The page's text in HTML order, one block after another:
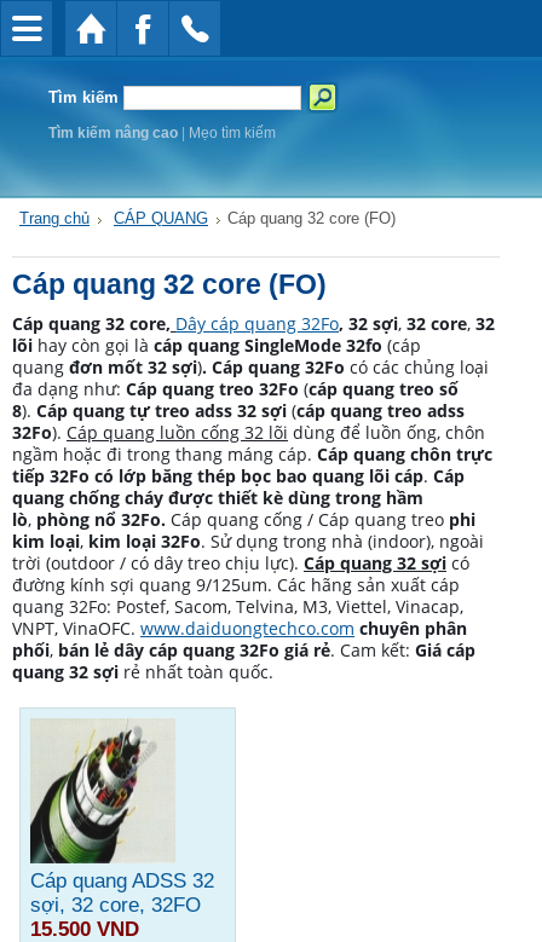
Tìm kiếm
Tìm kiếm nâng cao| Mẹo tìm kiếm
Trang chủ CÁP QUANG Cáp quang 32 core (FO)
Cáp quang 32 core (FO)
Cáp quang 32 core, Dây cáp quang 32Fo, 32 sợi, 32 core, 32
lõi hay còn gọi là cáp quang SingleMode 32fo (cáp
quang đơn mốt 32 sợi). Cáp quang 32Fo có các chủng loại
đa dạng như: Cáp quang treo 32Fo (cáp quang treo số
8). Cáp quang tự treo adss 32 sợi (cáp quang treo adss
32Fo). Cáp quang luồn cống 32 lõi dùng để luồn ống, chôn
ngầm hoặc đi trong thang máng cáp. Cáp quang chôn trực
tiếp 32Fo có lớp băng thép bọc bao quang lõi cáp. Cáp
quang chống cháy được thiết kè dùng trong hầm
lò, phòng nổ 32Fo. Cáp quang cống / Cáp quang treo phi
kim loại, kim loại 32Fo. Sử dụng trong nhà (indoor), ngoài
trời (outdoor / có dây treo chịu lực). Cáp quang 32 sợi có
đường kính sợi quang 9/125um. Các hãng sản xuất cáp
quang 32Fo: Postef, Sacom, Telvina, M3, Viettel, Vinacap,
VNPT, VinaOFC. www.daiduongtechco.com chuyên phân
phối, bán lẻ dây cáp quang 32Fo giá rẻ. Cam kết: Giá cáp
quang 32 sợi rẻ nhất toàn quốc.
Cáp quang ADSS 32
sợi, 32 core, 32FO
15.500 VND